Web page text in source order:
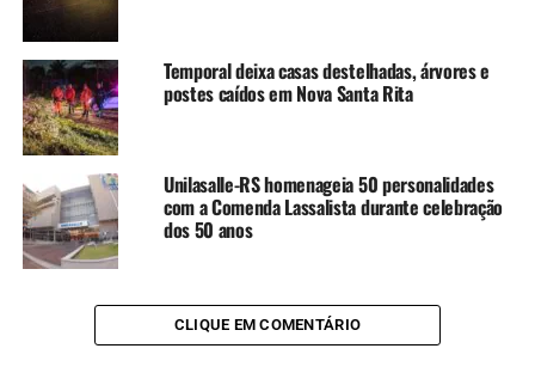
Temporal deixa casas destelhadas, árvores e
postes caídos em Nova Santa Rita
Unilasalle-RS homenageia 50 personalidades
com a Comenda Lassalista durante celebração
dos 50 anos
CLIQUE EM COMENTÁRIO